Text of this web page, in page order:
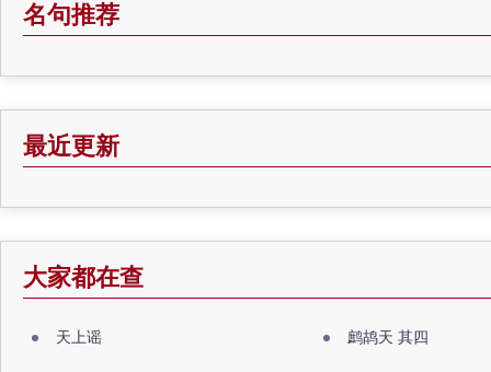
名句推荐
最近更新
大家都在查
天上谣 鹧鸪天 其四